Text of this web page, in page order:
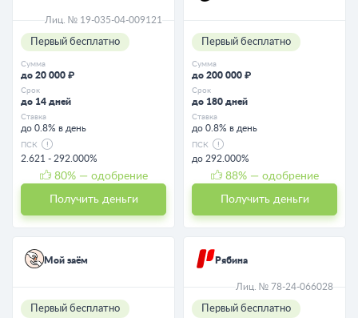
Лиц. № 19-035-04-009121
Первый бесплатно
Сумма
до 20 000 ₽
Срок
до 14 дней
Ставка
до 0.8% в день
ПСК
2.621 - 292.000%
80% — одобрение
Получить деньги
Первый бесплатно
Сумма
до 200 000 ₽
Срок
до 180 дней
Ставка
до 0.8% в день
ПСК
до 292.000%
88% — одобрение
Получить деньги
Мой заём
Первый бесплатно
Рябина
Лиц. № 78-24-066028
Первый бесплатно